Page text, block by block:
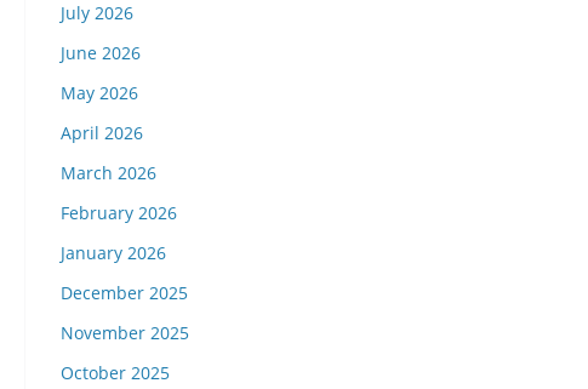
July 2026
June 2026
May 2026
April 2026
March 2026
February 2026
January 2026
December 2025
November 2025
October 2025